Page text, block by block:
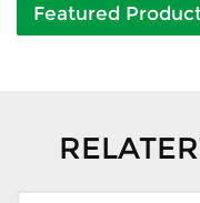
Featured